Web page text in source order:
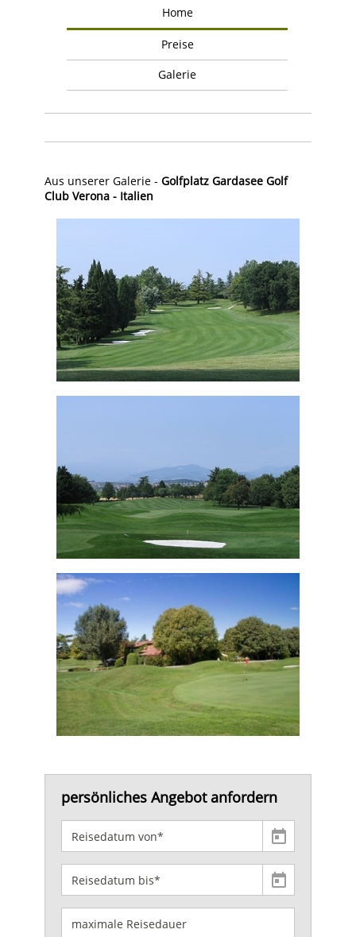
Home
Preise
Galerie
Aus unserer Galerie - Golfplatz Gardasee Golf
Club Verona - Italien
persönliches Angebot anfordern